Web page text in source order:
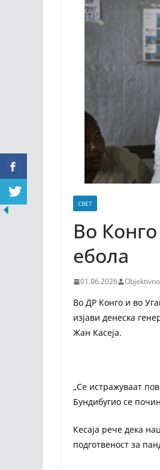
СВЕТ
Во
ебола
01.06.2026
Во ДР Конго и во
изјави денеска
Жан Касеја.
„Се истражуваат
Бундибугио се
Кесаја рече дека
подготвеност за